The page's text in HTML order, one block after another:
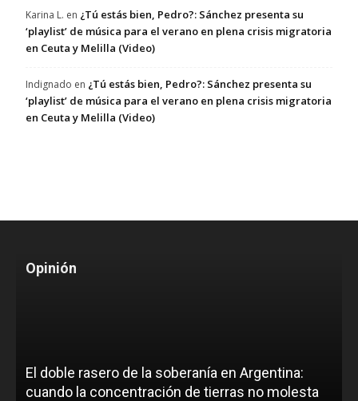
Karina L. en ¿Tú estás bien, Pedro?: Sánchez presenta su
‘playlist’ de música para el verano en plena crisis migratoria
en Ceuta y Melilla (Video)
Indignado en ¿Tú estás bien, Pedro?: Sánchez presenta su
‘playlist’ de música para el verano en plena crisis migratoria
en Ceuta y Melilla (Video)
Opinión
El doble rasero de la soberanía en Argentina:
cuando la concentración de tierras no molesta